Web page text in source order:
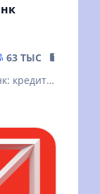
63 ТЫС
кредит,
платежи,